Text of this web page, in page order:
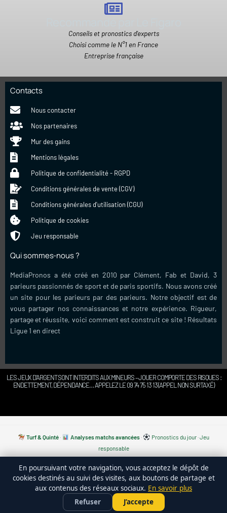
Conseils et pronostics d'experts
Choisi comme le N°1 en France
Entreprise française
Contacts
Nous contacter
Nos partenaires
Mur des gains
Mentions légales
Politique de confidentialité - RGPD
Conditions générales de vente (CGV)
Conditions générales d'utilisation (CGU)
Politique de cookies
Jeu responsable
Qui sommes-nous ?
MediaPronos a été créé en 2010 par Clément, Fab et David, 3
parieurs passionnés de sport et de paris sportifs. Nous avons créé
un site pour les parieurs par des parieurs. Notre objectif est de
vous partager nos connaissances et notre expérience. Rigueur,
partage et réussite, voici comment est construit ce site ! Résultats
Ligue 1 en direct
LES JEUX D’ARGENT SONT INTERDITS AUX MINEURS – JOUER COMPORTE DES RISQUES :
ENDETTEMENT, DÉPENDANCE… APPELEZ LE 09 74 75 13 13 (APPEL NON SURTAXÉ)
Turf & Quinté· Analyses matchs avancées· Pronostics du jour·Jeu
responsable
Nos pronostics du jour :Tous nos pronostics gratuits du
·Pronostics football·Pronostics tennis·Turf & Quinté+
— cotes, statistiques et analyses, mis à jour chaque jour.
En poursuivant votre navigation, vous acceptez le dépôt de
cookies destinés au suivi des visites, aux boutons de partage et
aux contenus des réseaux sociaux. En savoir plus
Refuser
J’accepte